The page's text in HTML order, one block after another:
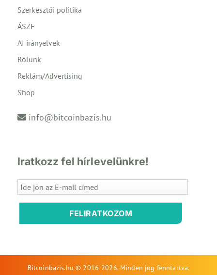
Szerkesztői politika
ÁSZF
AI irányelvek
Rólunk
Reklám/Advertising
Shop
info@bitcoinbazis.hu
Iratkozz fel hírlevelünkre!
FELIRATKOZOM
Bitcoinbazis.hu © 2016-2026. Minden jog fenntartva.